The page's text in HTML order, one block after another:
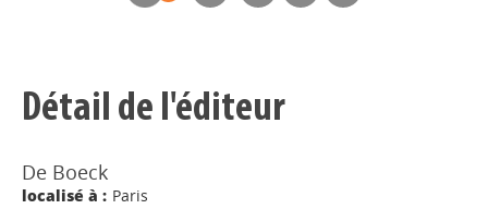
Détail de l'éditeur
De Boeck
localisé à : Paris